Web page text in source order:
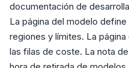
documentación de
La página del modelo
regiones y límites. La
las filas de coste. La nota